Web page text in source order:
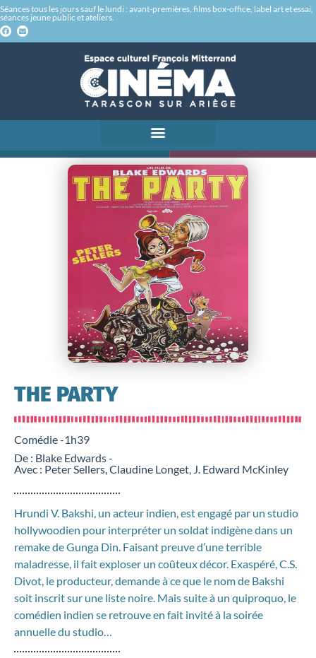
Séances tous les jours sauf le lundi : avant-premières, films box-office, label art et essai,
séances jeune public et ateliers.
THE PARTY
Comédie -1h39
De : Blake Edwards -
Avec : Peter Sellers, Claudine Longet, J. Edward McKinley
Hrundi V. Bakshi, un acteur indien, est engagé par un studio
hollywoodien pour interpréter un soldat indigène dans un
remake de Gunga Din. Faisant preuve d’une terrible
maladresse, il fait exploser un coûteux décor. Exaspéré, C.S.
Divot, le producteur, demande à ce que le nom de Bakshi
soit inscrit sur une liste noire. Mais suite à un quiproquo, le
comédien indien se retrouve en fait invité à la soirée
annuelle du studio…